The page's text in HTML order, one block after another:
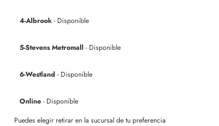
4-Albrook - Disponible
5-Stevens Metromall - Disponible
6-Westland - Disponible
Online - Disponible
Puedes elegir retirar en la sucursal de tu preferencia